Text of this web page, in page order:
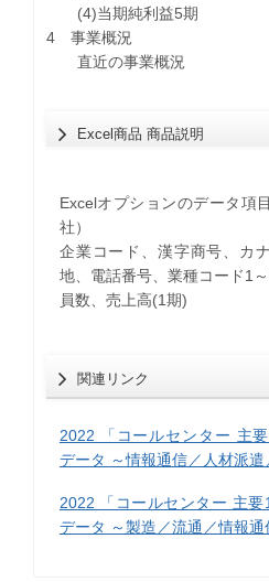
(4)当期純利益5期
4 事業概況
直近の事業概況
Excel商品 商品説明
Excelオプションのデータ項
社）
企業コード、漢字商号、カ
地、電話番号、業種コード1
員数、売上高(1期)
関連リンク
2022 「コールセンター 主
データ ～情報通信／人材派
2022 「コールセンター 主
データ ～製造／流通／情報通